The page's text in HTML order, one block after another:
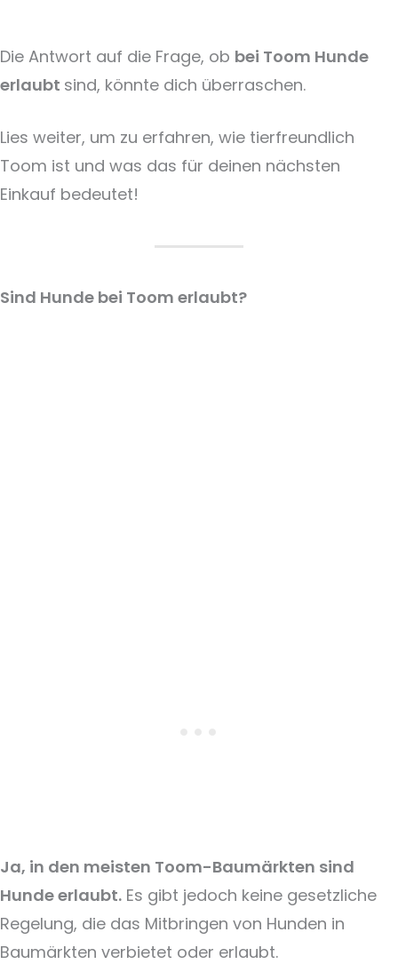
Die Antwort auf die Frage, ob bei Toom Hunde
erlaubt sind, könnte dich überraschen.
Lies weiter, um zu erfahren, wie tierfreundlich
Toom ist und was das für deinen nächsten
Einkauf bedeutet!
Sind Hunde bei Toom erlaubt?
Ja, in den meisten Toom-Baumärkten sind
Hunde erlaubt. Es gibt jedoch keine gesetzliche
Regelung, die das Mitbringen von Hunden in
Baumärkten verbietet oder erlaubt.